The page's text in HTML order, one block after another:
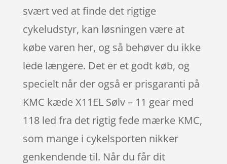
svært ved at finde det rigtige
cykeludstyr, kan løsningen være at
købe varen her, og så behøver du ikke
lede længere. Det er et godt køb, og
specielt når der også er prisgaranti på
KMC kæde X11EL Sølv – 11 gear med
118 led fra det rigtig fede mærke KMC,
som mange i cykelsporten nikker
genkendende til. Når du får dit